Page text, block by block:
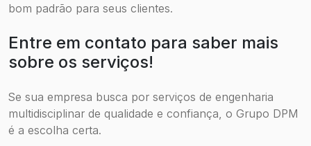
bom padrão para seus clientes.
Entre em contato para saber mais
sobre os serviços!
Se sua empresa busca por serviços de engenharia
multidisciplinar de qualidade e confiança, o Grupo DPM
é a escolha certa.